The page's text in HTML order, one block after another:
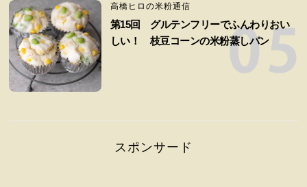
高橋ヒロの米粉通信
第15回 グルテンフリーでふんわりおい
しい！ 枝豆コーンの米粉蒸しパン
スポンサード